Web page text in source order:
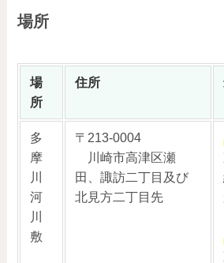
場所
場
所
住所
多
摩
川
河
川
敷
〒213-0004
川崎市高津区瀬
田、諏訪二丁目及び
北見方二丁目先